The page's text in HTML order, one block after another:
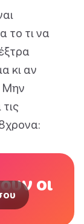
το τι να
κι αν
Μην
οι